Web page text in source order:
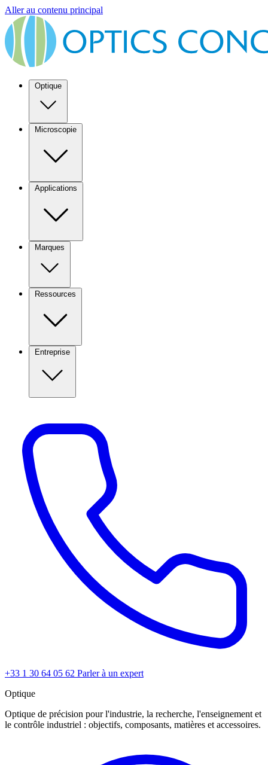
Aller au contenu principal
Optique
Microscopie
Applications
Marques
Ressources
Entreprise
+33 1 30 64 05 62 Parler à un expert
Optique
Optique de précision pour l'industrie, la recherche, l'enseignement et
le contrôle industriel : objectifs, composants, matières et accessoires.